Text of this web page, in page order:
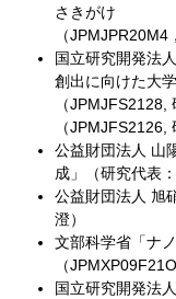
さきがけ
（
国立研究開発法
創出に向けた大
（JPMJFS2128,
（JPMJFS2126,
公益財団法人 山
成」（研究代表
公益財団法人 旭
澄）
文部科学省「ナ
（
国立研究開発法